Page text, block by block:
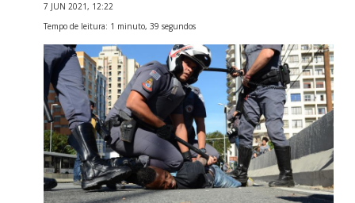
7 JUN 2021, 12:22
Tempo de leitura: 1 minuto, 39 segundos